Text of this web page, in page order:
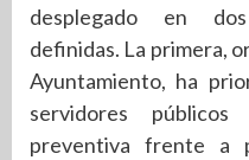
desplegado en
definidas. La primera,
Ayuntamiento, ha
servidores
preventiva frente a